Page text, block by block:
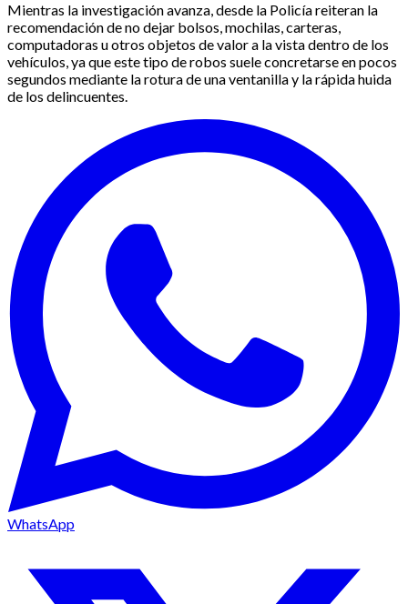
Mientras la investigación avanza, desde la Policía reiteran la
recomendación de no dejar bolsos, mochilas, carteras,
computadoras u otros objetos de valor a la vista dentro de los
vehículos, ya que este tipo de robos suele concretarse en pocos
segundos mediante la rotura de una ventanilla y la rápida huida
de los delincuentes.
WhatsApp